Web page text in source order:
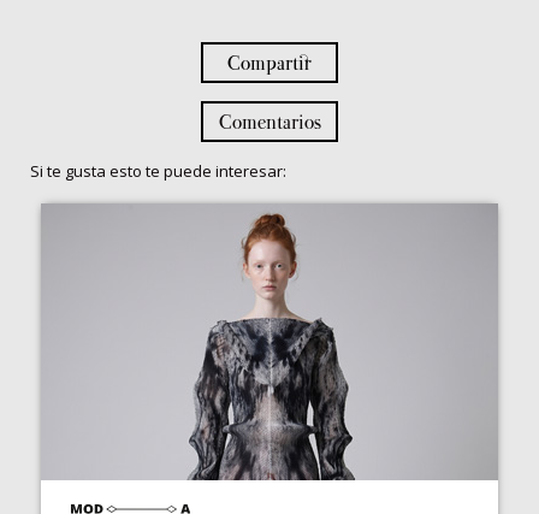
Compartir
Comentarios
Si te gusta esto te puede interesar: